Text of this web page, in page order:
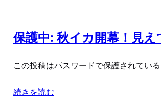
保護中: 秋イカ開幕！見
この投稿はパスワードで保護されてい
続きを読む